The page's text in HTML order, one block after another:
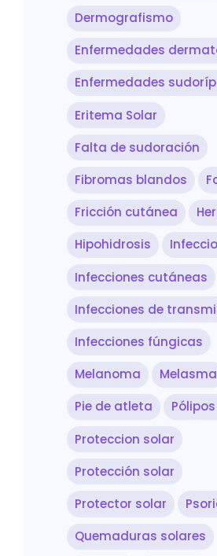
Dermografismo
Enfermedades
Enfermedades
Eritema Solar
Falta de sudoración
Fibromas blandos
Fricción cutánea
Hipohidrosis
Infecciones cutáneas
Infecciones de
Infecciones fúngicas
Melanoma
Melasma
Pie de atleta
Proteccion solar
Protección solar
Protector solar
Quemaduras solares